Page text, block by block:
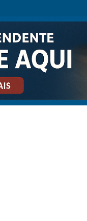
acusa Lukashenko